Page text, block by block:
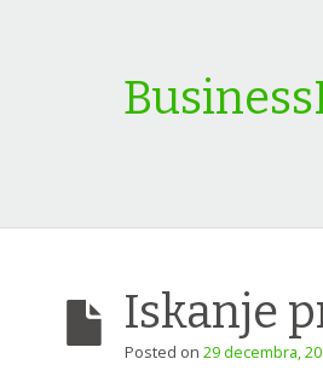
Iskanje
Posted on 29 decembra,